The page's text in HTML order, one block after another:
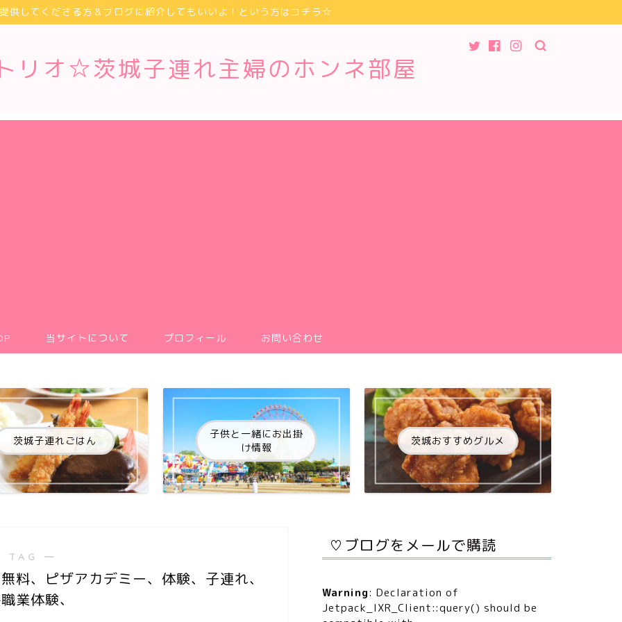
供してくださる方＆ブログに紹介してもいいよ！という方はコチラ☆
リオ☆茨城子連れ主婦のホンネ部屋
当サイトについて プロフィール お問い合わせ
茨城子連れごはん
子供と一緒にお出掛
け情報
茨城おすすめグルメ
TAG ―
料、ピザアカデミー、体験、子連れ、
業体験、
♡ブログをメールで購読
Warning: Declaration of
Jetpack_IXR_Client::query() should be